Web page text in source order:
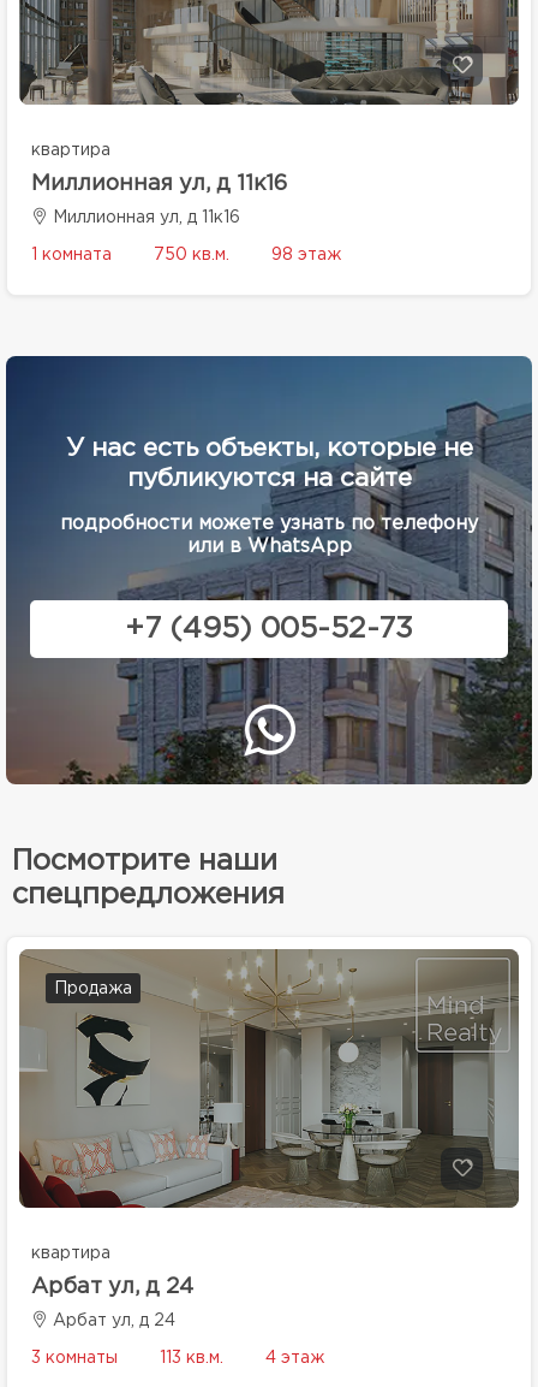
квартира
Миллионная ул, д 11к16
Миллионная ул, д 11к16
1 комната 750 кв.м. 98 этаж
У нас есть объекты, которые не
публикуются на сайте
подробности можете узнать по телефону
или в WhatsApp
+7 (495) 005-52-73
Посмотрите наши
спецпредложения
Продажа
квартира
Арбат ул, д 24
Арбат ул, д 24
3 комнаты 113 кв.м. 4 этаж